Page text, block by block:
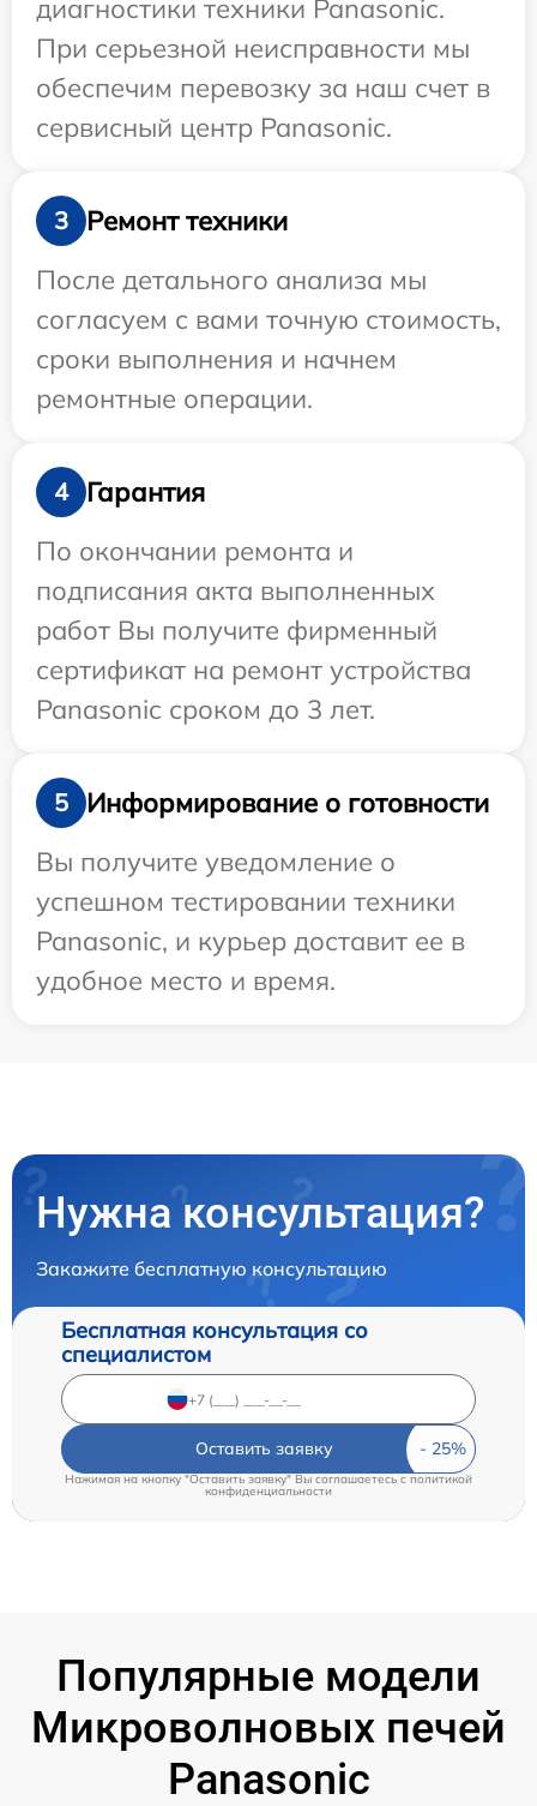
диагностики техники Panasonic.
При серьезной неисправности мы
обеспечим перевозку за наш счет в
сервисный центр Panasonic.
3
Ремонт техники
После детального анализа мы
согласуем с вами точную стоимость,
сроки выполнения и начнем
ремонтные операции.
4
Гарантия
По окончании ремонта и
подписания акта выполненных
работ Вы получите фирменный
сертификат на ремонт устройства
Panasonic сроком до 3 лет.
5
Информирование о готовности
Вы получите уведомление о
успешном тестировании техники
Panasonic, и курьер доставит ее в
удобное место и время.
Нужна консультация?
Закажите бесплатную консультацию
Бесплатная консультация со
специалистом
Оставить заявку
Нажимая на кнопку "Оставить заявку" Вы соглашаетесь cполитикой
конфиденциальности
Популярные модели
Микроволновых печей
Panasonic